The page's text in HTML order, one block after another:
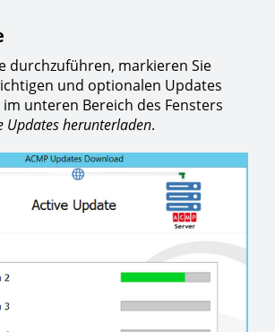
durchzuführen, markieren Sie
und optionalen Updates
im unteren Bereich des Fensters
Updates herunterladen.